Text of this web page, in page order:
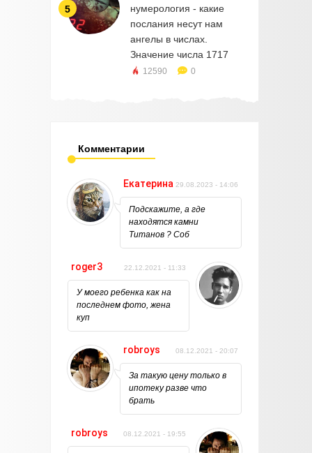
5
нумерология - какие
послания несут нам
ангелы в числах.
Значение числа 1717
12590 0
Комментарии
Екатерина 29.08.2023 - 14:06
Подскажите, а где
находятся камни
Титанов ? Соб
roger3 22.12.2021 - 11:33
У моего ребенка как на
последнем фото, жена
куп
robroys 08.12.2021 - 20:07
За такую цену только в
ипотеку разве что
брать
robroys 08.12.2021 - 19:55